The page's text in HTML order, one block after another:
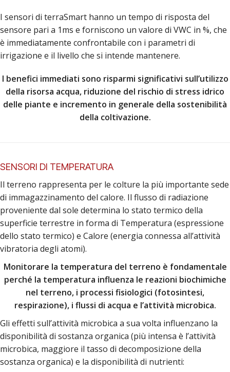
I sensori di terraSmart hanno un tempo di risposta del
sensore pari a 1ms e forniscono un valore di VWC in %, che
è immediatamente confrontabile con i parametri di
irrigazione e il livello che si intende mantenere.
I benefici immediati sono risparmi significativi sull’utilizzo
della risorsa acqua, riduzione del rischio di stress idrico
delle piante e incremento in generale della sostenibilità
della coltivazione.
SENSORI DI TEMPERATURA
Il terreno rappresenta per le colture la più importante sede
di immagazzinamento del calore. Il flusso di radiazione
proveniente dal sole determina lo stato termico della
superficie terrestre in forma di Temperatura (espressione
dello stato termico) e Calore (energia connessa all’attività
vibratoria degli atomi).
Monitorare la temperatura del terreno è fondamentale
perché la temperatura influenza le reazioni biochimiche
nel terreno, i processi fisiologici (fotosintesi,
respirazione), i flussi di acqua e l’attività microbica.
Gli effetti sull’attività microbica a sua volta influenzano la
disponibilità di sostanza organica (più intensa è l’attività
microbica, maggiore il tasso di decomposizione della
sostanza organica) e la disponibilità di nutrienti: